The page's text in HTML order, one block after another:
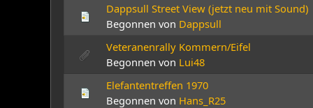
Dappsull Street View (jetzt neu mit Sound)
Begonnen von Dappsull
Veteranenrally Kommern/Eifel
Begonnen von Lui48
Elefantentreffen 1970
Begonnen von Hans_R25